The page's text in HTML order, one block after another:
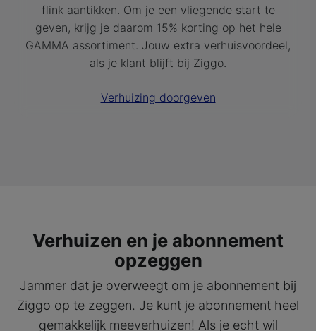
flink aantikken. Om je een vliegende start te
geven, krijg je daarom 15% korting op het hele
GAMMA assortiment. Jouw extra verhuisvoordeel,
als je klant blijft bij Ziggo.
Verhuizing doorgeven
Verhuizen en je abonnement
opzeggen
Jammer dat je overweegt om je abonnement bij
Ziggo op te zeggen. Je kunt je abonnement heel
gemakkelijk meeverhuizen! Als je echt wil